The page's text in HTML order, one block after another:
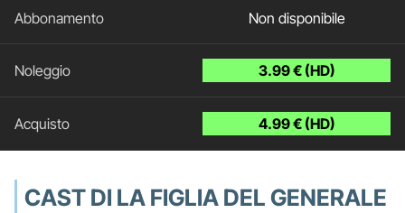
Non disponibile
3.99 € (HD)
4.99 € (HD)
CAST DI LA FIGLIA DEL GENERALE